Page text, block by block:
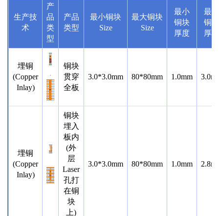
生产技
术
产
品
类
型
产品
类型
最小铜块
Size
最大铜块
Size
最小
铜块
厚度
最大
铜块
厚度
埋铜
(Copper
Inlay)
铜块
贯穿
全板
3.0*3.0mm 80*80mm 1.0mm
埋铜
(Copper
Inlay)
铜块
埋入
板内
(外
层
Laser
孔打
在铜
块
上)
3.0*3.0mm 80*80mm 1.0mm